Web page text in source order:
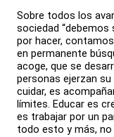
Sobre todos los
sociedad “debemos
por hacer,
en permanente
acoge, que se
personas ejerzan
cuidar, es
límites. Educar es
es trabajar por un
todo esto y más, no